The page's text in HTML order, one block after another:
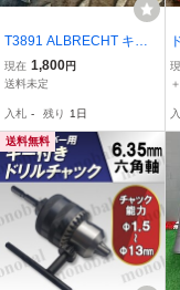
T3891 ALBRECHT キー
レスドリルチャック 8mm
ストレートシャンクφ32
現在 1,800円
送料未定
入札 - 残り 1日
送料無料